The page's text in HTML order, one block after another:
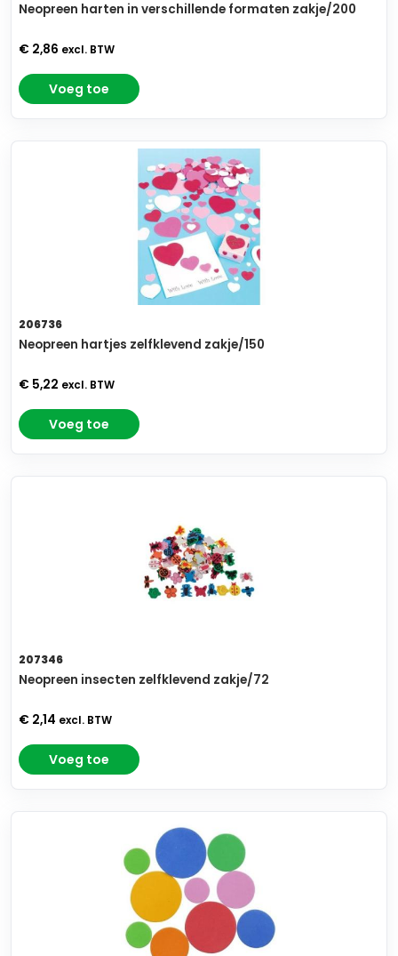
Neopreen harten in verschillende formaten zakje/200
€ 2,86 excl. BTW
Voeg toe
206736
Neopreen hartjes zelfklevend zakje/150
€ 5,22 excl. BTW
Voeg toe
207346
Neopreen insecten zelfklevend zakje/72
€ 2,14 excl. BTW
Voeg toe